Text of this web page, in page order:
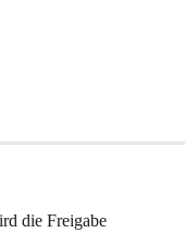
die Freigabe